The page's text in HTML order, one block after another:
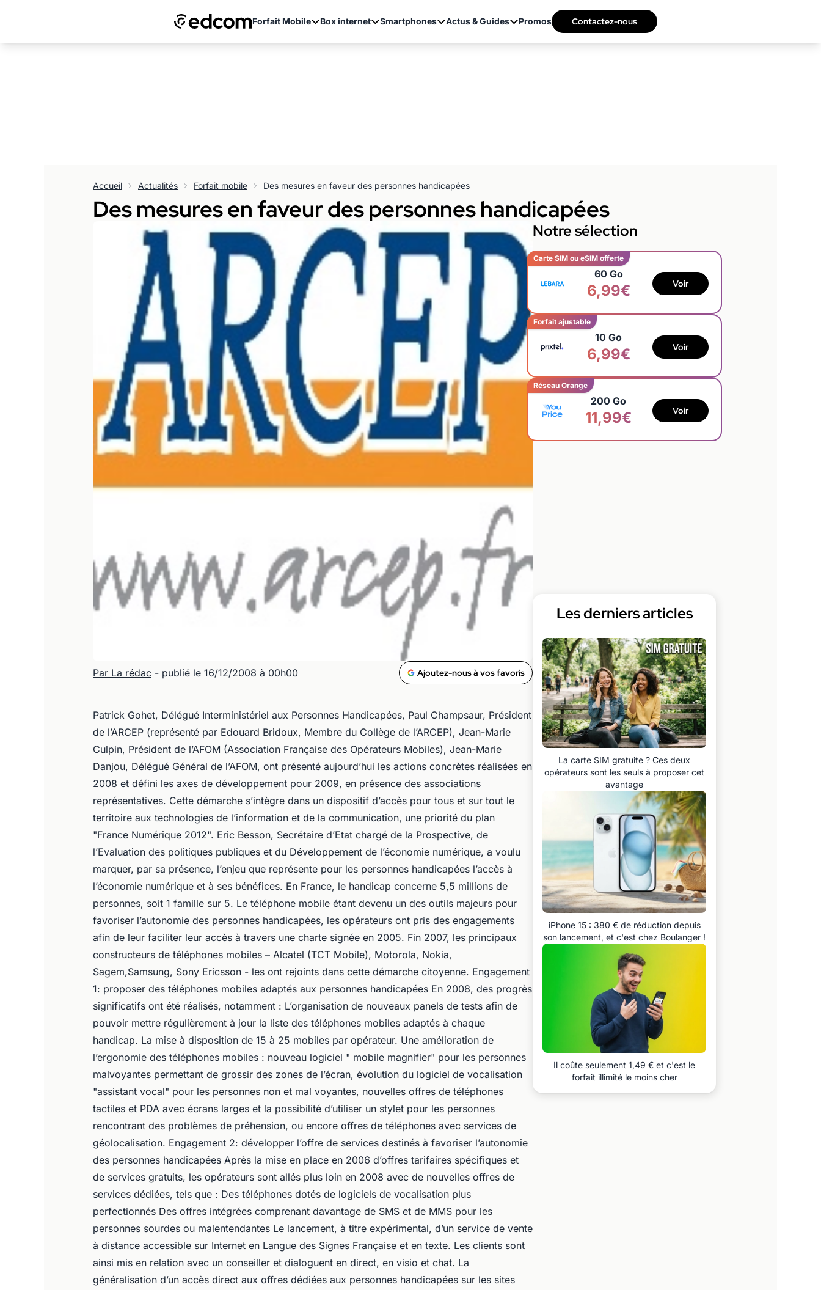
Forfait Mobile Box internet Smartphones Actus & Guides Promos Contactez-nous
Accueil Actualités Forfait mobile Des mesures en faveur des personnes handicapées
Des mesures en faveur des personnes handicapées
Par La rédac - publié le 16/12/2008 à 00h00 Ajoutez-nous à vos favoris
Patrick Gohet, Délégué Interministériel aux Personnes Handicapées, Paul Champsaur, Président
de l’ARCEP (représenté par Edouard Bridoux, Membre du Collège de l’ARCEP), Jean-Marie
Culpin, Président de l’AFOM (Association Française des Opérateurs Mobiles), Jean-Marie
Danjou, Délégué Général de l’AFOM, ont présenté aujourd’hui les actions concrètes réalisées en
2008 et défini les axes de développement pour 2009, en présence des associations
représentatives. Cette démarche s’intègre dans un dispositif d’accès pour tous et sur tout le
territoire aux technologies de l’information et de la communication, une priorité du plan
"France Numérique 2012". Eric Besson, Secrétaire d’Etat chargé de la Prospective, de
l’Evaluation des politiques publiques et du Développement de l’économie numérique, a voulu
marquer, par sa présence, l’enjeu que représente pour les personnes handicapées l’accès à
l’économie numérique et à ses bénéfices. En France, le handicap concerne 5,5 millions de
personnes, soit 1 famille sur 5. Le téléphone mobile étant devenu un des outils majeurs pour
favoriser l’autonomie des personnes handicapées, les opérateurs ont pris des engagements
afin de leur faciliter leur accès à travers une charte signée en 2005. Fin 2007, les principaux
constructeurs de téléphones mobiles – Alcatel (TCT Mobile), Motorola, Nokia,
Sagem,Samsung, Sony Ericsson - les ont rejoints dans cette démarche citoyenne. Engagement
1: proposer des téléphones mobiles adaptés aux personnes handicapées En 2008, des progrès
significatifs ont été réalisés, notamment : L’organisation de nouveaux panels de tests afin de
pouvoir mettre régulièrement à jour la liste des téléphones mobiles adaptés à chaque
handicap. La mise à disposition de 15 à 25 mobiles par opérateur. Une amélioration de
l’ergonomie des téléphones mobiles : nouveau logiciel " mobile magnifier" pour les personnes
malvoyantes permettant de grossir des zones de l’écran, évolution du logiciel de vocalisation
"assistant vocal" pour les personnes non et mal voyantes, nouvelles offres de téléphones
tactiles et PDA avec écrans larges et la possibilité d’utiliser un stylet pour les personnes
rencontrant des problèmes de préhension, ou encore offres de téléphones avec services de
géolocalisation. Engagement 2: développer l’offre de services destinés à favoriser l’autonomie
des personnes handicapées Après la mise en place en 2006 d’offres tarifaires spécifiques et
de services gratuits, les opérateurs sont allés plus loin en 2008 avec de nouvelles offres de
services dédiées, tels que : Des téléphones dotés de logiciels de vocalisation plus
perfectionnés Des offres intégrées comprenant davantage de SMS et de MMS pour les
personnes sourdes ou malentendantes Le lancement, à titre expérimental, d’un service de vente
à distance accessible sur Internet en Langue des Signes Française et en texte. Les clients sont
ainsi mis en relation avec un conseiller et dialoguent en direct, en visio et chat. La
généralisation d’un accès direct aux offres dédiées aux personnes handicapées sur les sites
Notre sélection
Carte SIM ou eSIM offerte
60 Go
6,99€ Voir
Forfait ajustable
10 Go
6,99€ Voir
Réseau Orange
200 Go
11,99€ Voir
Les derniers articles
La carte SIM gratuite ? Ces deux
opérateurs sont les seuls à proposer cet
avantage
iPhone 15 : 380 € de réduction depuis
son lancement, et c'est chez Boulanger !
Il coûte seulement 1,49 € et c'est le
forfait illimité le moins cher